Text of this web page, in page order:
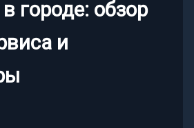
городе: обзор
и